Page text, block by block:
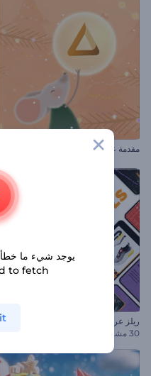
مقدمة عن فئران عيد الميلاد المبهجة
ريلز عروض الجمعة البيضاء
30 مشاهد
to fetch